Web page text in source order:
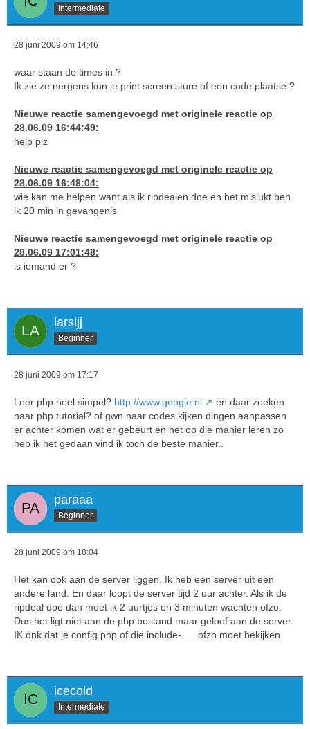
Intermediate
28 juni 2009 om 14:46
waar staan de times in ?
Ik zie ze nergens kun je print screen sture of een code plaatse ?
Nieuwe reactie samengevoegd met originele reactie op
28.06.09 16:44:49:
help plz
Nieuwe reactie samengevoegd met originele reactie op
28.06.09 16:48:04:
wie kan me helpen want als ik ripdealen doe en het mislukt ben
ik 20 min in gevangenis
Nieuwe reactie samengevoegd met originele reactie op
28.06.09 17:01:48:
is iemand er ?
larsijj
Beginner
28 juni 2009 om 17:17
Leer php heel simpel? http://www.google.nl
en daar zoeken
naar php tutorial? of gwn naar codes kijken dingen aanpassen
er achter komen wat er gebeurt en het op die manier leren zo
heb ik het gedaan vind ik toch de beste manier..
paraaa
Beginner
28 juni 2009 om 18:04
Het kan ook aan de server liggen. Ik heb een server uit een
andere land. En daar loopt de server tijd 2 uur achter. Als ik de
ripdeal doe dan moet ik 2 uurtjes en 3 minuten wachten ofzo.
Dus het ligt niet aan de php bestand maar geloof aan de server.
IK dnk dat je config.php of die include-..... ofzo moet bekijken.
icecold
Intermediate